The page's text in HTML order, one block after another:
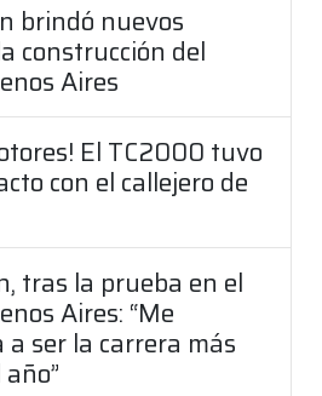
brindó nuevos
construcción del
Aires
El TC2000 tuvo
con el callejero de
tras la prueba en el
Aires: “Me
ser la carrera más